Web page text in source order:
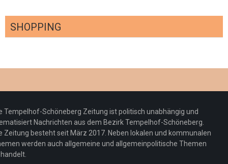
SHOPPING
Redaktion 23. Juli 2026
Pepe Jeans London mit Summer Sale und
neuer Kollektion
Redaktion 19. Juli 2026
Woher kommt der Honig? – Neue EU-
Regeln gelten 14. Juni
Tempelhof-Schöneberg Zeitung ist politisch unabhängig und
Nachrichten aus dem Bezirk Tempelhof-Schöneberg.
Zeitung besteht seit März 2017. Neben lokalen und kommunalen
werden auch allgemeine und allgemeinpolitische Themen